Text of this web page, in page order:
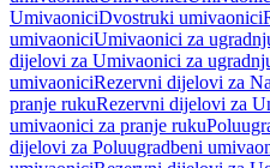
UmivaoniciDvostruki umivaonici
umivaoniciUmivaonici za
dijelovi za Umivaonici za
umivaoniciRezervni dijelovi za
pranje rukuRezervni dijelovi za
umivaonici za pranje ruku
dijelovi za Poluugradbeni